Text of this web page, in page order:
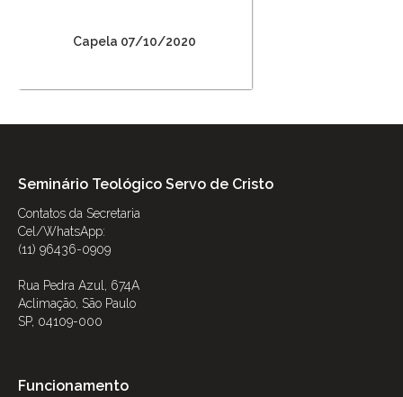
Capela 07/10/2020
Seminário Teológico Servo de Cristo
Contatos da Secretaria
Cel/WhatsApp:
(11) 96436-0909
Rua Pedra Azul, 674A
Aclimação, São Paulo
SP, 04109-000
Funcionamento